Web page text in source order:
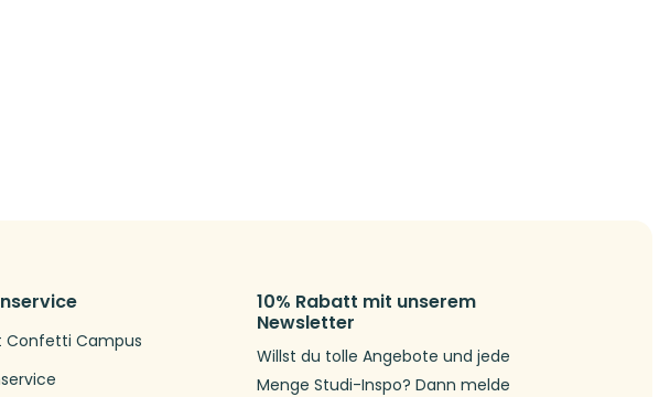
Confetti Campus
10% Rabatt mit unserem
Newsletter
Willst du tolle Angebote und jede
Menge Studi-Inspo? Dann melde